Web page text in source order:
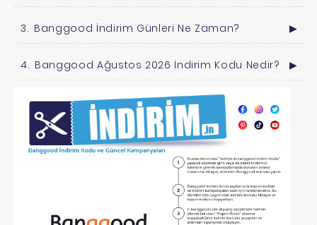
Banggood İndirim Günleri Ne Zaman? ▶
Banggood Ağustos 2026 İndirim Kodu Nedir? ▶